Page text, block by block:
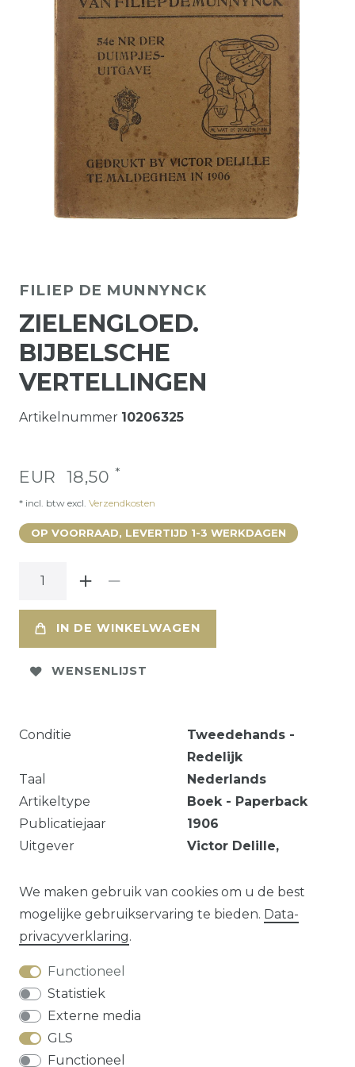
FILIEP DE MUNNYNCK
ZIELENGLOED.
BIJBELSCHE
VERTELLINGEN
Artikelnummer 10206325
EUR 18,50 *
* incl. btw excl. Verzendkosten
OP VOORRAAD, LEVERTIJD 1-3 WERKDAGEN
IN DE WINKELWAGEN
WENSENLIJST
Conditie
Tweedehands -
Redelijk
Taal
Nederlands
Artikeltype
Boek - Paperback
Publicatiejaar
1906
Uitgever
Victor Delille,
Serie
DUIMPJESUITGAVE
Vraag over dit artikel?
We maken gebruik van cookies om u de best
mogelijke gebruikservaring te bieden. Data­
privacy­verklaring.
Functioneel
Statistiek
Externe media
GLS
Functioneel